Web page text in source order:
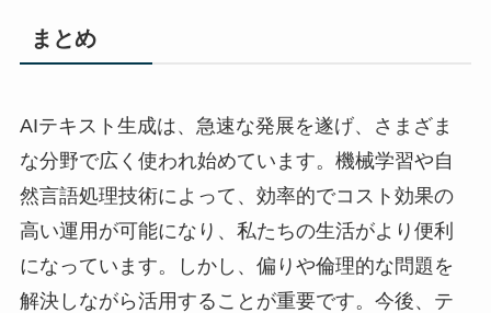
まとめ
AIテキスト生成は、急速な発展を遂げ、さまざま
な分野で広く使われ始めています。機械学習や自
然言語処理技術によって、効率的でコスト効果の
高い運用が可能になり、私たちの生活がより便利
になっています。しかし、偏りや倫理的な問題を
解決しながら活用することが重要です。今後、テ